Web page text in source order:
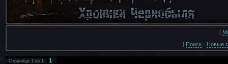
[
[ Поиск · Новые
Страница1из1 1